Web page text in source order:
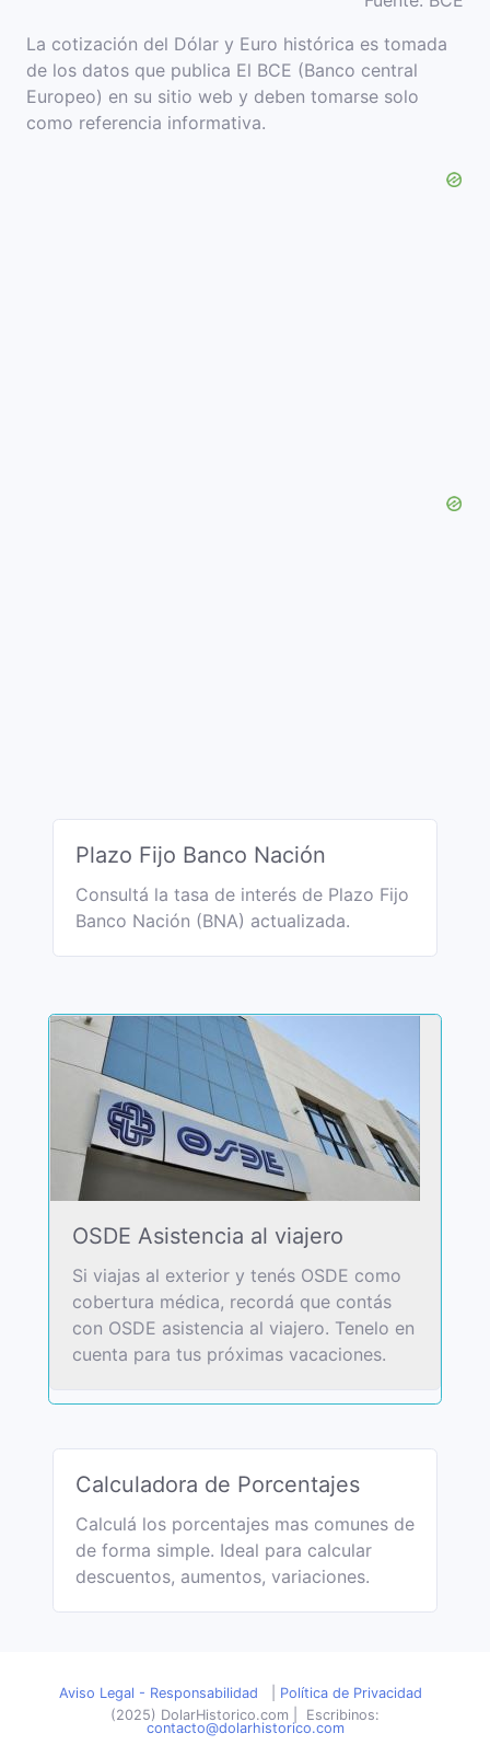
La cotización del Dólar y Euro histórica es tomada
de los datos que publica El BCE (Banco central
Europeo) en su sitio web y deben tomarse solo
como referencia informativa.
Plazo Fijo Banco Nación
Consultá la tasa de interés de Plazo Fijo
Banco Nación (BNA) actualizada.
OSDE Asistencia al viajero
Si viajas al exterior y tenés OSDE como
cobertura médica, recordá que contás
con OSDE asistencia al viajero. Tenelo en
cuenta para tus próximas vacaciones.
Calculadora de Porcentajes
Calculá los porcentajes mas comunes de
de forma simple. Ideal para calcular
descuentos, aumentos, variaciones.
Aviso Legal - Responsabilidad
Política de Privacidad
(2025) DolarHistorico.com
Escribinos:
contacto@dolarhistorico.com